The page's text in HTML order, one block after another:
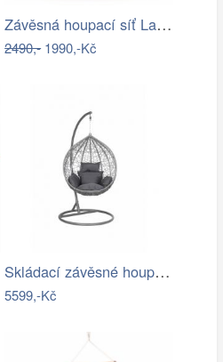
Závěsná houpací síť La Siesta SONRISA -…
2490,-1990,-Kč
Skládací závěsné houpací křeslo…
5599,-Kč